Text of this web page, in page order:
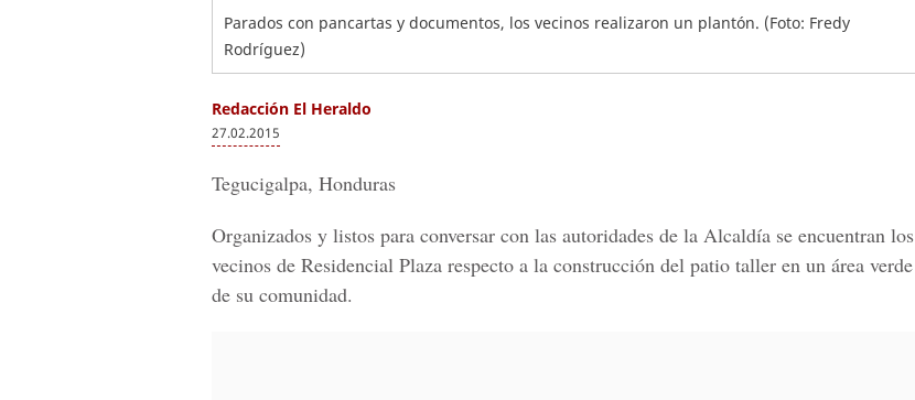
Parados con pancartas y documentos, los vecinos realizaron un plantón. (Foto: Fredy
Rodríguez)
Redacción El Heraldo
27.02.2015
Tegucigalpa, Honduras
Organizados y listos para conversar con las autoridades de la Alcaldía se encuentran los
vecinos de Residencial Plaza respecto a la construcción del patio taller en un área verde
de su comunidad.